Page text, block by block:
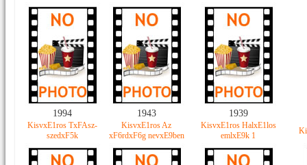
1994 1943 1939
KisvxE1ros TxFAsz-
szedxF5k
KisvxE1ros Az
xF6rdxF6g nevxE9ben
KisvxE1ros HalxE1los
emlxE9k 1